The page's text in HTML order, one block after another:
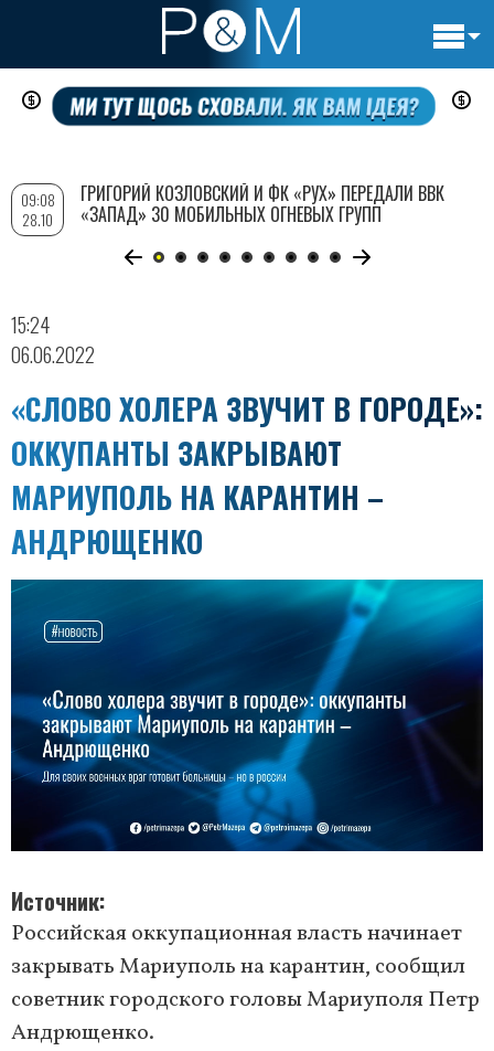
Перейти
содержанию
15:24
06.06.2022
«СЛОВО ХОЛЕРА ЗВУЧИТ В ГОРОДЕ»:
ОККУПАНТЫ ЗАКРЫВАЮТ
МАРИУПОЛЬ НА КАРАНТИН –
АНДРЮЩЕНКО
Источник
Российская оккупационная власть начинает
закрывать Мариуполь на карантин, сообщил
советник городского головы Мариуполя Петр
Андрющенко.
09:08
28.10
ГРИГОРИЙ КОЗЛОВСКИЙ И ФК «РУХ» ПЕРЕДАЛИ ВВК
«ЗАПАД» 30 МОБИЛЬНЫХ ОГНЕВЫХ ГРУПП